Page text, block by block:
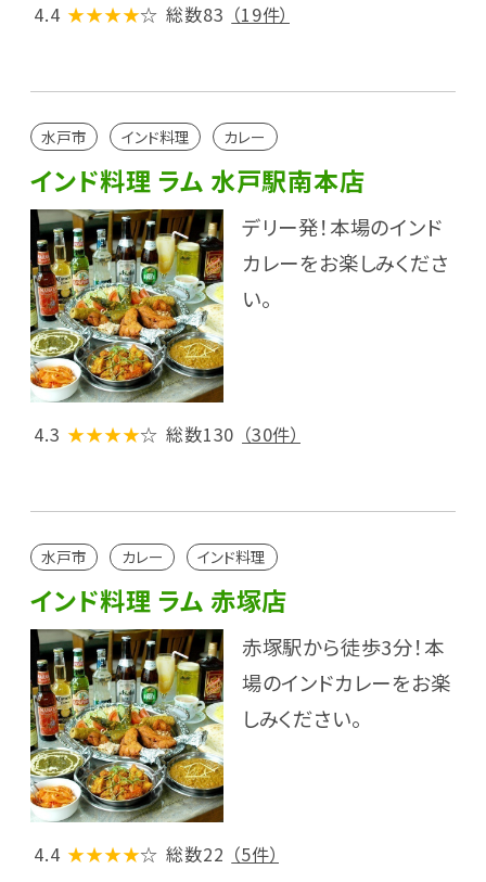
4.4 ★★★★☆ 総数83 （19件）
水戸市 インド料理 カレー
インド料理 ラム 水戸駅南本店
デリー発！本場のインド
カレーをお楽しみくださ
い。
4.3 ★★★★☆ 総数130 （30件）
水戸市 カレー インド料理
インド料理 ラム 赤塚店
赤塚駅から徒歩3分！本
場のインドカレーをお楽
しみください。
4.4 ★★★★☆ 総数22 （5件）